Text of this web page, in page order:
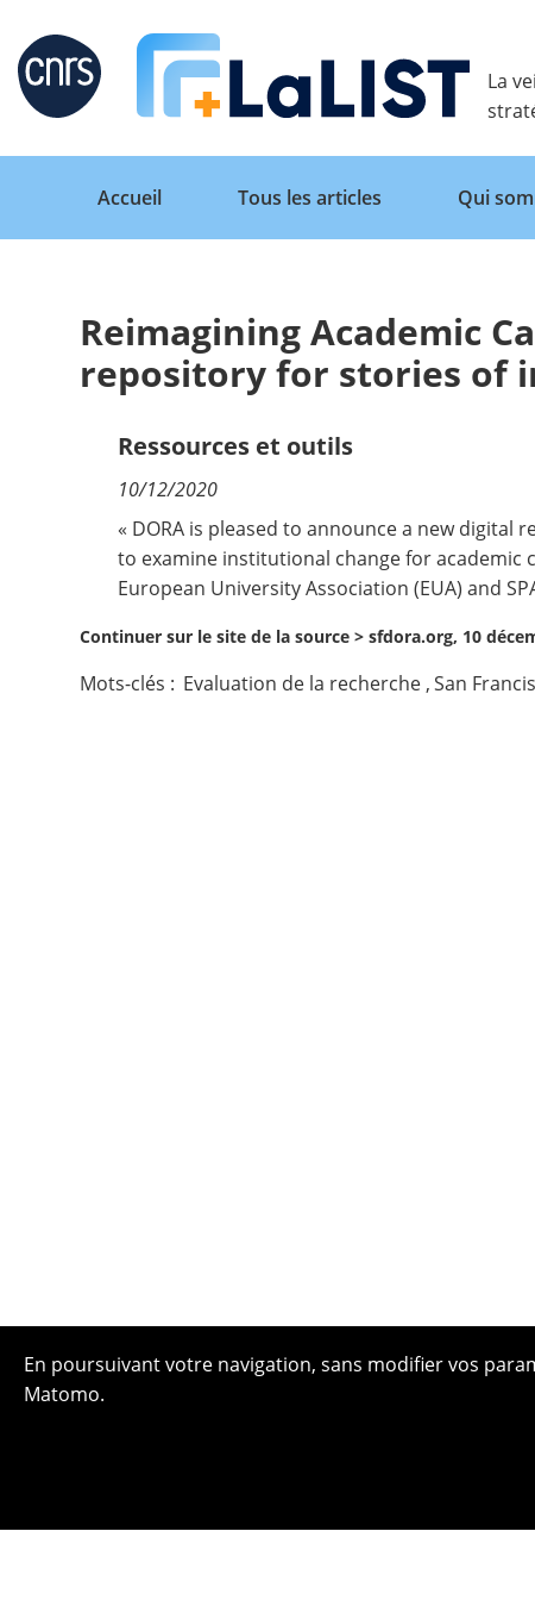
Retour
Accueil
Qui sommes nous ?
Nous suivre
La
Accueil
Tous les articles Qui
Reimagining Academic
repository for stories of
Ressources et outils
10/12/2020
« DORA is pleased to announce a new digital
to examine institutional change for academic
European University Association (EUA) and
Continuer sur le site de la source >sfdora.org, 10
Mots-clés : Evaluation de la recherche ,San
En poursuivant votre navigation, sans modifier vos
Matomo.